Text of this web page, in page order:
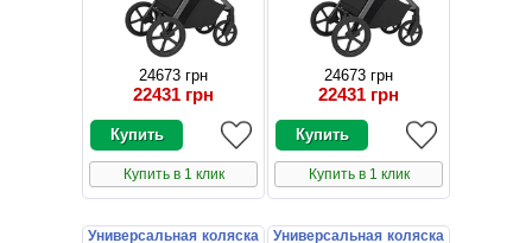
24673 грн
22431 грн
Купить в 1 клик
24673 грн
22431 грн
Купить в 1 клик
Универсальная коляска
Универсальная коляска